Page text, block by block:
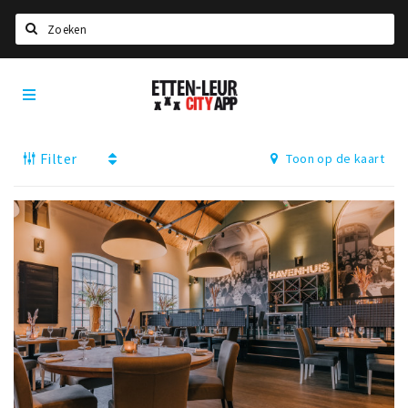
Home
Deals
Nieuws, interviews & blogs
Eten
Drinken
Slapen
Recreatief
Winkels
Etten-
Leur
Filter
Toon op de kaart